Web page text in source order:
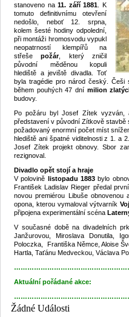
stanoveno na11. září 1881 . K
tomuto definitivnímu otevření
nedošlo, neboť 12. srpna,
kolem šesté hodiny odpolední,
při montáži hromosvodu vypukl
neopatrností klempířů na
střeše požár, který zničil
původní měděnou kopuli
hlediště a jeviště divadla. Toť
byla tragédie pro národ český.
během pouhých 47 dní milion
budovy.
Po požáru byl Josef Zítek vyzván,
představení v původní Zítkově stavbě
požadovaný enormní počet míst
hlediště ani špatné viditelnosti z 1. a
Josef Zítek projekt obnovy. Sbor
rezignoval.
Divadlo opět stojí a hraje
V polovině listopadu 1883bylo
František Ladislav Rieger předal
novou premiérou Libuše
opona, kterou vymaloval výtvarník
připojena experimentální scéna
V současné době na divadelních
Janžurovou, Miroslava Donutila,
Poloczka, Františka Němce, Aloise
Hartla, Taťánu Medveckou, Václava
Aktuální pořádané akce:
Žádné Události